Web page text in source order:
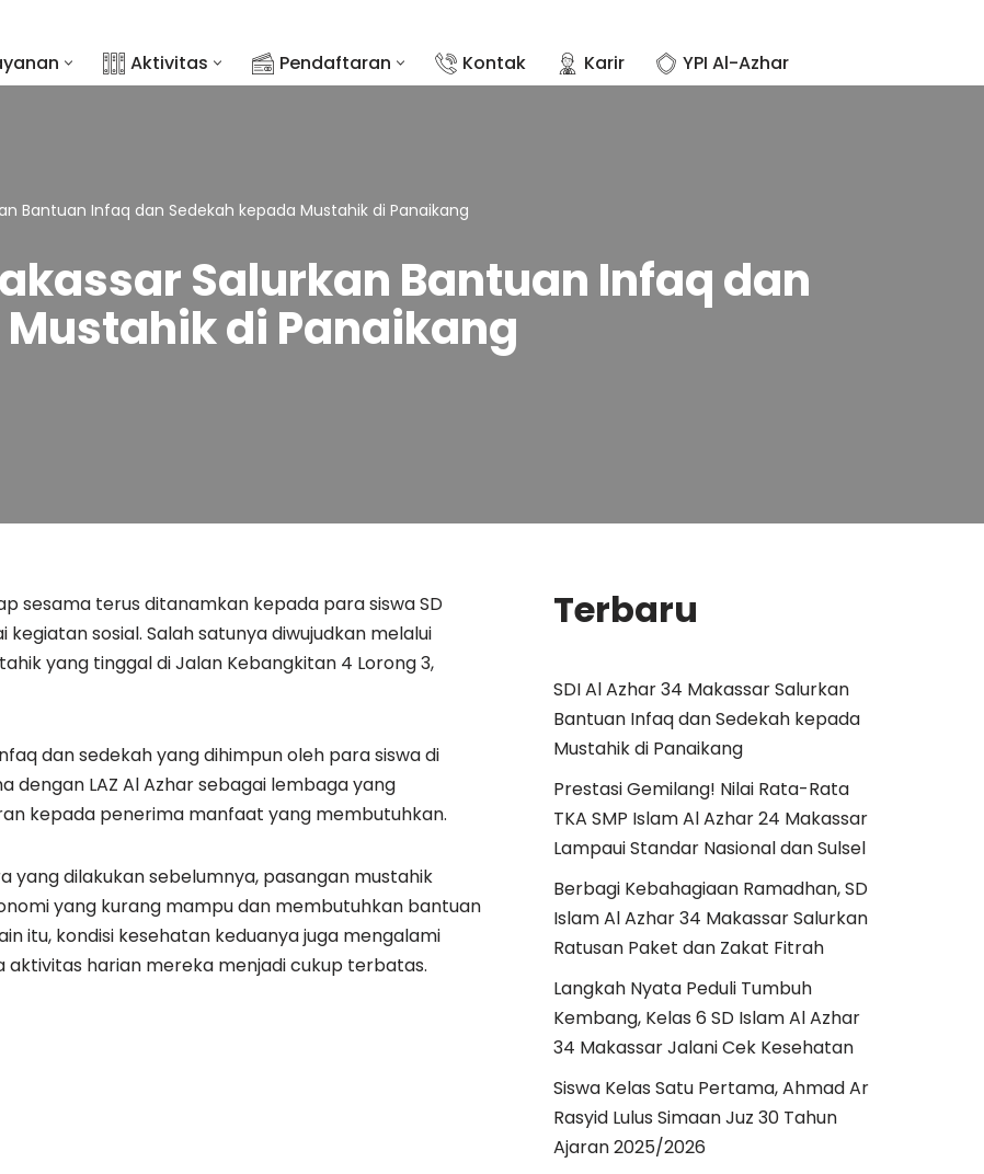
Aktivitas Pendaftaran Kontak Karir YPI Al-Azhar
Bantuan Infaq dan Sedekah kepada Mustahik di Panaikang
Salurkan Bantuan Infaq dan
di Panaikang
sesama terus ditanamkan kepada para siswa SD
sosial. Salah satunya diwujudkan melalui
yang tinggal di Jalan Kebangkitan 4 Lorong 3,
dan sedekah yang dihimpun oleh para siswa di
dengan LAZ Al Azhar sebagai lembaga yang
kepada penerima manfaat yang membutuhkan.
yang dilakukan sebelumnya, pasangan mustahik
yang kurang mampu dan membutuhkan bantuan
itu, kondisi kesehatan keduanya juga mengalami
harian mereka menjadi cukup terbatas.
Terbaru
SDI Al Azhar 34 Makassar Salurkan
Bantuan Infaq dan Sedekah kepada
Mustahik di Panaikang
Prestasi Gemilang! Nilai Rata-Rata
TKA SMP Islam Al Azhar 24 Makassar
Lampaui Standar Nasional dan Sulsel
Berbagi Kebahagiaan Ramadhan, SD
Islam Al Azhar 34 Makassar Salurkan
Ratusan Paket dan Zakat Fitrah
Langkah Nyata Peduli Tumbuh
Kembang, Kelas 6 SD Islam Al Azhar
34 Makassar Jalani Cek Kesehatan
Siswa Kelas Satu Pertama, Ahmad Ar
Rasyid Lulus Simaan Juz 30 Tahun
Ajaran 2025/2026